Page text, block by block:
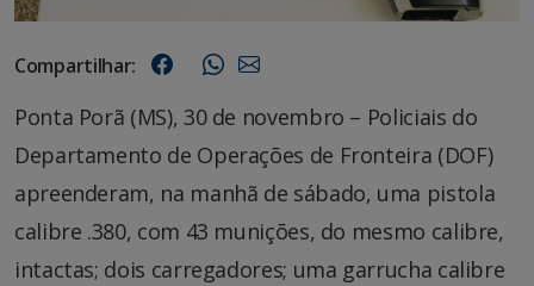
Compartilhar:
Ponta Porã (MS), 30 de novembro – Policiais do
Departamento de Operações de Fronteira (DOF)
apreenderam, na manhã de sábado, uma pistola
calibre .380, com 43 munições, do mesmo calibre,
intactas; dois carregadores; uma garrucha calibre